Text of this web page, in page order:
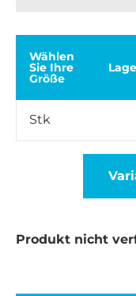
Wählen
Sie Ihre
Größe
Stk
Produkt nicht